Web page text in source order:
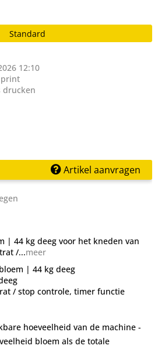
Standard
12:10
print
drucken
Artikel aanvragen
| 44 kg deeg voor het kneden van
/...meer
| 44 kg deeg
/ stop controle, timer functie
hoeveelheid van de machine -
bloem als de totale